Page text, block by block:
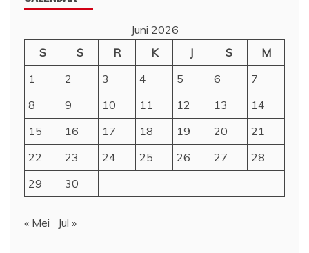
Juni 2026
S
S R K J S
M
1
2 3 4 5 6
7
8
9 10 11 12 13
14
15
16 17 18 19 20
21
22
23 24 25 26 27
28
29
30
« Mei Jul »